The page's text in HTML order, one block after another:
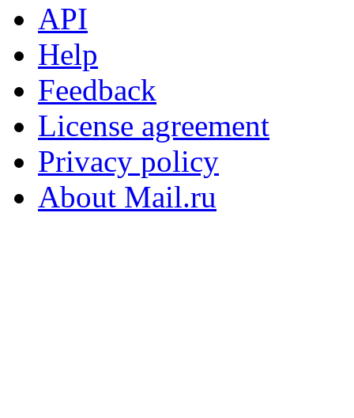
API
Help
Feedback
License agreement
Privacy policy
About Mail.ru